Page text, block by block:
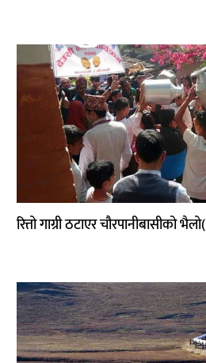
रित्तो गाग्री ठटाएर चौरपानीबासीको